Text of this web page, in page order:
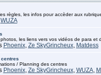
règles, les infos pour accèder aux
WUZA
les liens vers vos vidéos de para et
Phoenix, Ze SkyGrincheux, Matdess
/ Planning des centres
Phoenix, Ze SkyGrincheux, WUZA,